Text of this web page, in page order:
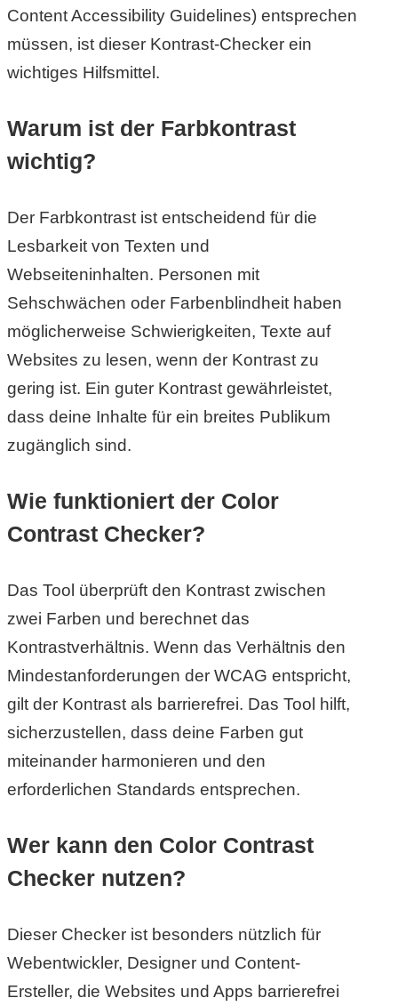
b
u
/
L
i
n
u
x
e
x
r
b
c
d
Content Accessibility Guidelines) entsprechen
müssen, ist dieser Kontrast-Checker ein
wichtiges Hilfsmittel.
Warum ist der Farbkontrast
wichtig?
Der Farbkontrast ist entscheidend für die
Lesbarkeit von Texten und
Webseiteninhalten. Personen mit
Sehschwächen oder Farbenblindheit haben
möglicherweise Schwierigkeiten, Texte auf
Websites zu lesen, wenn der Kontrast zu
gering ist. Ein guter Kontrast gewährleistet,
dass deine Inhalte für ein breites Publikum
zugänglich sind.
Wie funktioniert der Color
Contrast Checker?
Das Tool überprüft den Kontrast zwischen
zwei Farben und berechnet das
Kontrastverhältnis. Wenn das Verhältnis den
Mindestanforderungen der WCAG entspricht,
gilt der Kontrast als barrierefrei. Das Tool hilft,
sicherzustellen, dass deine Farben gut
miteinander harmonieren und den
erforderlichen Standards entsprechen.
Wer kann den Color Contrast
Checker nutzen?
Dieser Checker ist besonders nützlich für
Webentwickler, Designer und Content-
Ersteller, die Websites und Apps barrierefrei